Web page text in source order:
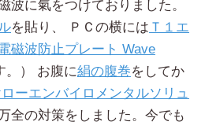
波に氣をつけておりました。
を貼り、 ＰＣの横には Ｔ１エ
磁波防止プレート Wave
。） お腹に絹の腹巻をしてか
ーエンバイロメンタルソリュ
全の対策をしました。今でも